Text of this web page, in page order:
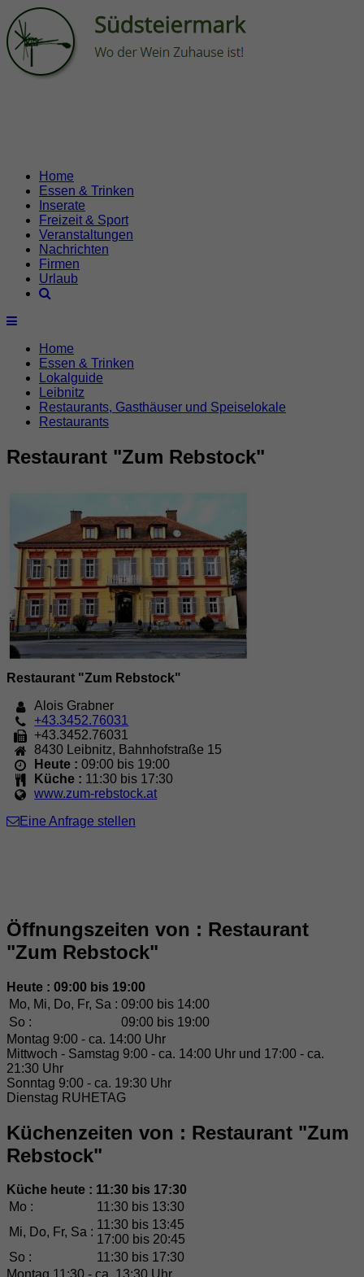
Home
Essen & Trinken
Inserate
Freizeit & Sport
Veranstaltungen
Nachrichten
Firmen
Urlaub
Home
Essen & Trinken
Lokalguide
Leibnitz
Restaurants, Gasthäuser und Speiselokale
Restaurants
Restaurant "Zum Rebstock"
Restaurant "Zum Rebstock"
Alois Grabner
+43.3452.76031
+43.3452.76031
8430
Leibnitz, Bahnhofstraße 15
Heute :09:00 bis 19:00
Küche : 11:30 bis 17:30
www.zum-rebstock.at
Eine Anfrage stellen
Öffnungszeiten von : Restaurant
"Zum Rebstock"
Heute : 09:00 bis 19:00
Mo, Mi, Do, Fr, Sa : 09:00 bis 14:00
So :
09:00 bis 19:00
Montag 9:00 - ca. 14:00 Uhr
Mittwoch - Samstag 9:00 - ca. 14:00 Uhr und 17:00 - ca.
21:30 Uhr
Sonntag 9:00 - ca. 19:30 Uhr
Dienstag RUHETAG
Küchenzeiten von : Restaurant "Zum
Rebstock"
Küche heute : 11:30 bis 17:30
Mo :
11:30 bis 13:30
Mi, Do, Fr, Sa :
11:30 bis 13:45
17:00 bis 20:45
So :
11:30 bis 17:30